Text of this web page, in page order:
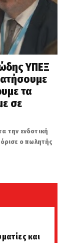
ΥΠΕΞ
τα
σε
την ενδοτική
ο πωλητής
και